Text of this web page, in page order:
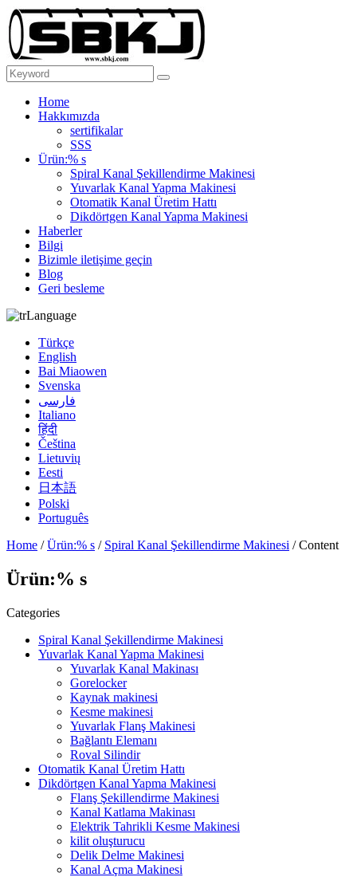
Home
Hakkımızda
sertifikalar
SSS
Ürün:% s
Spiral Kanal Şekillendirme Makinesi
Yuvarlak Kanal Yapma Makinesi
Otomatik Kanal Üretim Hattı
Dikdörtgen Kanal Yapma Makinesi
Haberler
Bilgi
Bizimle iletişime geçin
Blog
Geri besleme
Language
Türkçe
English
Bai Miaowen
Svenska
فارسی
Italiano
हिंदी
Čeština
Lietuvių
Eesti
日本語
Polski
Português
Home /Ürün:% s / Spiral Kanal Şekillendirme Makinesi / Content
Ürün:% s
Categories
Spiral Kanal Şekillendirme Makinesi
Yuvarlak Kanal Yapma Makinesi
Yuvarlak Kanal Makinası
Gorelocker
Kaynak makinesi
Kesme makinesi
Yuvarlak Flanş Makinesi
Bağlantı Elemanı
Roval Silindir
Otomatik Kanal Üretim Hattı
Dikdörtgen Kanal Yapma Makinesi
Flanş Şekillendirme Makinesi
Kanal Katlama Makinası
Elektrik Tahrikli Kesme Makinesi
kilit oluşturucu
Delik Delme Makinesi
Kanal Açma Makinesi